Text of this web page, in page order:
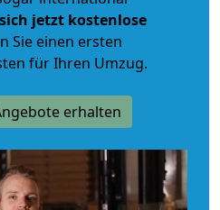
jetzt kostenlose
Sie einen ersten
für Ihren Umzug.
erhalten